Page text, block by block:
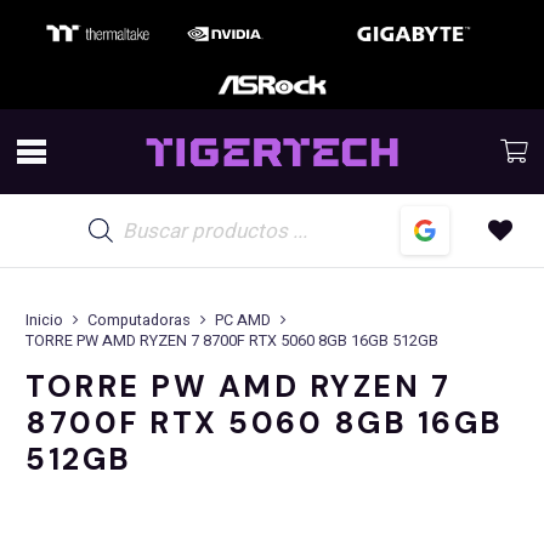
de
productos
Inicio Computadoras
PC AMD
TORRE PW AMD RYZEN 7 8700F RTX 5060 8GB 16GB 512GB
TORRE PW AMD RYZEN 7
8700F RTX 5060 8GB 16GB
512GB